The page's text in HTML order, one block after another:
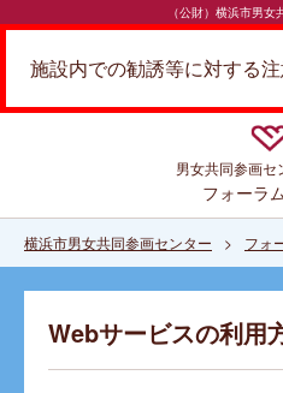
（公財）横浜市男
施設内での勧誘等に対する
男女共同参画セ
フォーラ
横浜市男女共同参画センター フォ
Webサービスの利用